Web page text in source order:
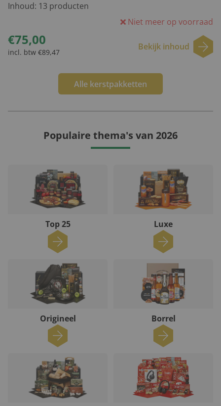
Inhoud: 13 producten
Niet meer op voorraad
€75,00
incl. btw €89,47
Bekijk inhoud
Alle kerstpakketten
Populaire thema's van 2026
Top 25 Luxe
Origineel Borrel